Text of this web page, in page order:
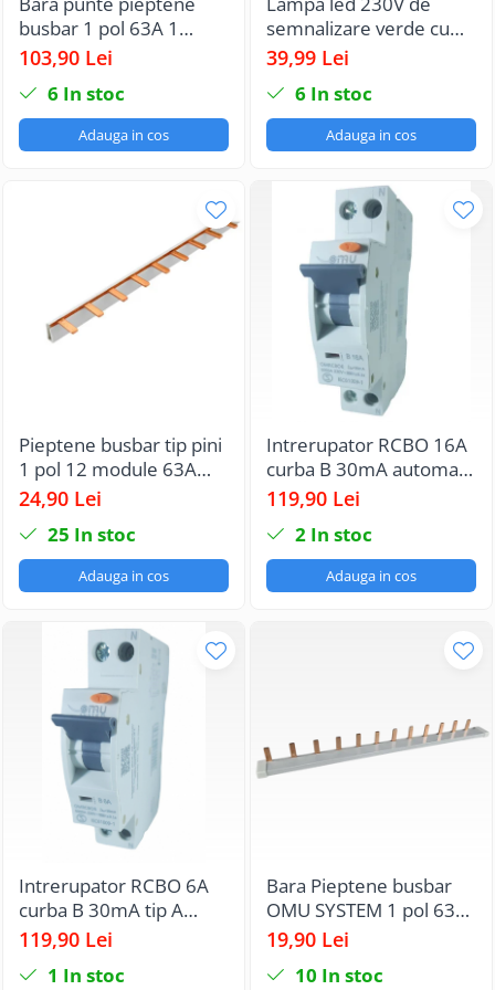
busbar 1 pol 63A 1
metru 57 pini pentru
103,90 Lei
6 In stoc
Adauga in cos
semnalizare verde cu
montaj pe sina in
39,99 Lei
6 In stoc
Adauga in cos
Pieptene busbar tip pini
1 pol 12 module 63A
210mm 10mm²
24,90 Lei
25 In stoc
Adauga in cos
Intrerupator RCBO 16A
curba B 30mA automat
cu protectie diferentiala
119,90 Lei
2 In stoc
Adauga in cos
Intrerupator RCBO 6A
curba B 30mA tip A
automat cu protectie
1P+N 6kA IP20
119,90 Lei
1 In stoc
Bara Pieptene busbar
OMU SYSTEM 1 pol 63A
izolata 210mm 10mm²
pentru conexiuni
19,90 Lei
10 In stoc